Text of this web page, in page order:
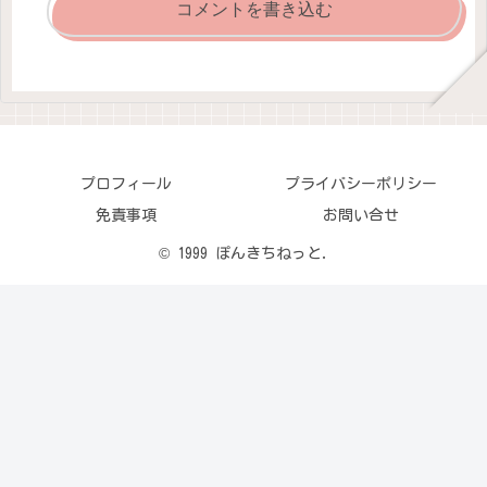
コメントを書き込む
プロフィール プライバシーポリシー
免責事項 お問い合せ
© 1999 ぽんきちねっと.